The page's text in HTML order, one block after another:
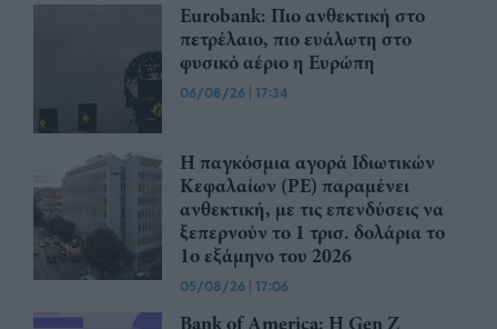
Eurobank: Πιο ανθεκτική στο
πετρέλαιο, πιο ευάλωτη στο
φυσικό αέριο η Ευρώπη
06/08/26 | 17:34
Η παγκόσμια αγορά Ιδιωτικών
Κεφαλαίων (PE) παραμένει
ανθεκτική, με τις επενδύσεις να
ξεπερνούν το 1 τρισ. δολάρια το
1ο εξάμηνο του 2026
05/08/26 | 17:06